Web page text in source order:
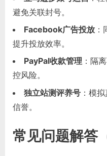
避免关联封号。
Facebook广告投放
提升投放效率。
PayPal收款管理 ：隔
控风险。
独立站测评养号 ：模
信誉。
常见问题解答